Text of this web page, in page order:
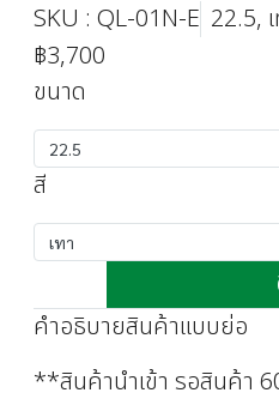
SKU : QL-01N-E 22.5,
฿3,700
ขนาด
22.5
สี
เทา
คำอธิบายสินค้าแบบย่อ
**สินค้านำเข้า รอสินค้า